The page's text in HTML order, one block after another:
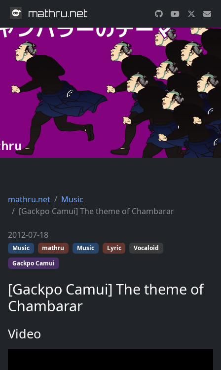
mathru.net
mathru.net
Music
[Gackpo Camui] The theme of Chambarar
2012-07-18
Music mathru Music Lyric
Vocaloid
Gackpo Camui
[Gackpo Camui] The theme of
Chambarar
Video